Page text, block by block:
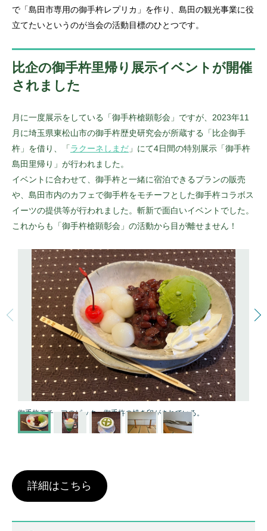
で「島田市専用の御手杵レプリカ」を作り、島田の観光事業に役
立てたいというのが当会の活動目標のひとつです。
比企の御手杵里帰り展示イベントが開催
されました
月に一度展示をしている「御手杵槍顕彰会」ですが、2023年11
月に埼玉県東松山市の御手杵歴史研究会が所蔵する「比企御手
杵」を借り、「ラクーネしまだ 」にて4日間の特別展示「御手杵
島田里帰り」が行われました。
イベントに合わせて、御手杵と一緒に宿泊できるプランの販売
や、島田市内のカフェで御手杵をモチーフとした御手杵コラボス
イーツの提供等が行われました。斬新で面白いイベントでした。
これからも「御手杵槍顕彰会」の活動から目が離せません！
御手杵モチーフのピック。御手杵の焼き印がされている。
詳細はこちら